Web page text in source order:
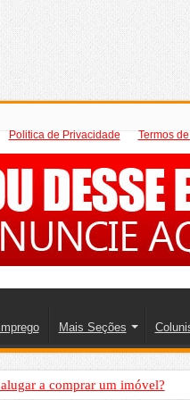
Politica de Privacidade Termos
Mais Seções
a comprar um imóvel?